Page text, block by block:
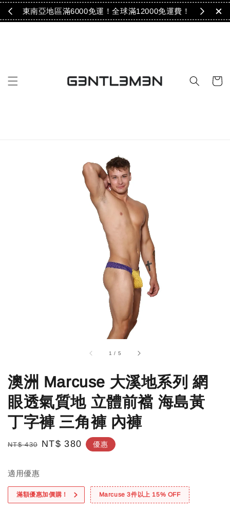
！ 東南亞地區滿6000免運！全球滿12000免運費！
1 / 5
澳洲 Marcuse 大溪地系列 網
眼透氣質地 立體前襠 海島黃
丁字褲 三角褲 內褲
Regular
NT$ 430 Sale
NT$ 380 優惠
適用優惠
滿額優惠加價購！ Marcuse 3件以上 15% OFF